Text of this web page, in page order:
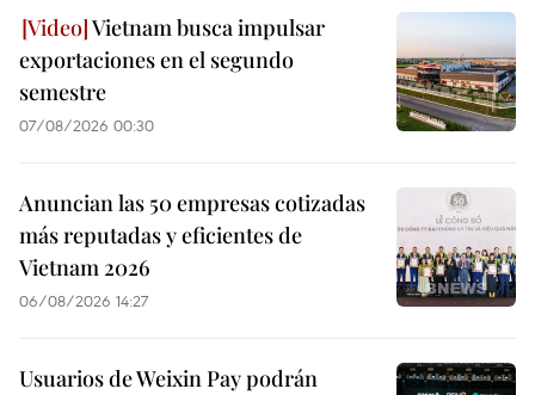
Vietnam busca impulsar
exportaciones en el segundo
semestre
07/08/2026 00:30
Anuncian las 50 empresas cotizadas
más reputadas y eficientes de
Vietnam 2026
06/08/2026 14:27
Usuarios de Weixin Pay podrán